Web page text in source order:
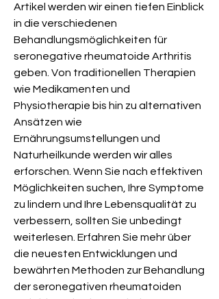
Artikel werden wir einen tiefen Einblick
in die verschiedenen
Behandlungsmöglichkeiten für
seronegative rheumatoide Arthritis
geben. Von traditionellen Therapien
wie Medikamenten und
Physiotherapie bis hin zu alternativen
Ansätzen wie
Ernährungsumstellungen und
Naturheilkunde werden wir alles
erforschen. Wenn Sie nach effektiven
Möglichkeiten suchen, Ihre Symptome
zu lindern und Ihre Lebensqualität zu
verbessern, sollten Sie unbedingt
weiterlesen. Erfahren Sie mehr über
die neuesten Entwicklungen und
bewährten Methoden zur Behandlung
der seronegativen rheumatoiden